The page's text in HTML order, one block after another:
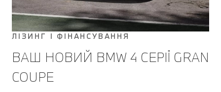
ЛІЗИНГ І ФІНАНСУВАННЯ
ВАШ НОВИЙ BMW 4 СЕРІЇ GRAN
COUPE